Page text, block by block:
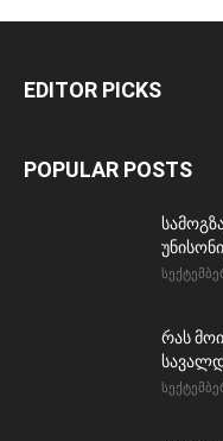
EDITOR PICKS
POPULAR POSTS
რას